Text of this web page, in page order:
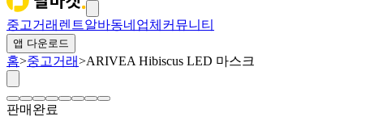
중고거래 렌트알바동네업체 커뮤니티
앱 다운로드
홈>중고거래>ARIVEA Hibiscus LED 마스크
판매완료